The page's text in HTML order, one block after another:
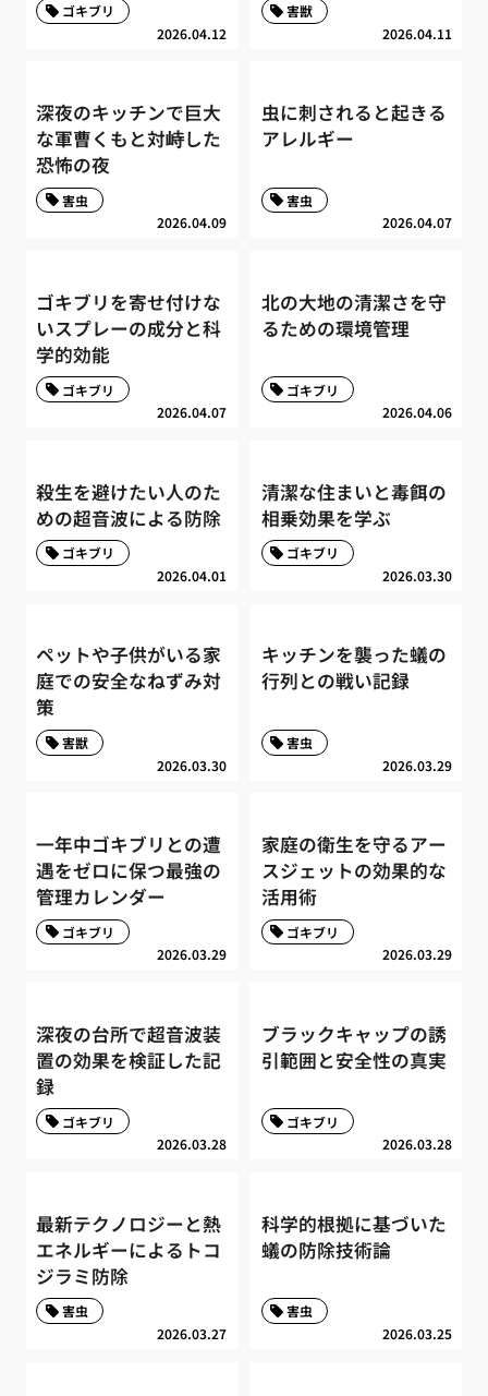
2026.04.12
ゴキブリ
2026.04.11
害獣
深夜のキッチンで巨大
な軍曹くもと対峙した
恐怖の夜
2026.04.09
害虫
虫に刺されると起きる
アレルギー
2026.04.07
害虫
ゴキブリを寄せ付けな
いスプレーの成分と科
学的効能
2026.04.07
ゴキブリ
北の大地の清潔さを守
るための環境管理
2026.04.06
ゴキブリ
殺生を避けたい人のた
めの超音波による防除
2026.04.01
ゴキブリ
清潔な住まいと毒餌の
相乗効果を学ぶ
2026.03.30
ゴキブリ
ペットや子供がいる家
庭での安全なねずみ対
策
2026.03.30
害獣
キッチンを襲った蟻の
行列との戦い記録
2026.03.29
害虫
一年中ゴキブリとの遭
遇をゼロに保つ最強の
管理カレンダー
2026.03.29
ゴキブリ
家庭の衛生を守るアー
スジェットの効果的な
活用術
2026.03.29
ゴキブリ
深夜の台所で超音波装
置の効果を検証した記
録
2026.03.28
ゴキブリ
ブラックキャップの誘
引範囲と安全性の真実
2026.03.28
ゴキブリ
最新テクノロジーと熱
エネルギーによるトコ
ジラミ防除
2026.03.27
害虫
科学的根拠に基づいた
蟻の防除技術論
2026.03.25
害虫